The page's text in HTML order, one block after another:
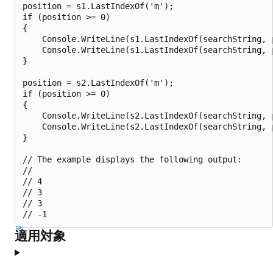
position = s1.LastIndexOf('m');
if (position >= 0)
{
Console.WriteLine(s1.LastIndexOf(searchString,
}
position = s2.LastIndexOf('m');
if (position >= 0)
{
Console.WriteLine(s2.LastIndexOf(searchString,
}
// The example displays the following output:
//
// 4
// 3
// 3
適用対象